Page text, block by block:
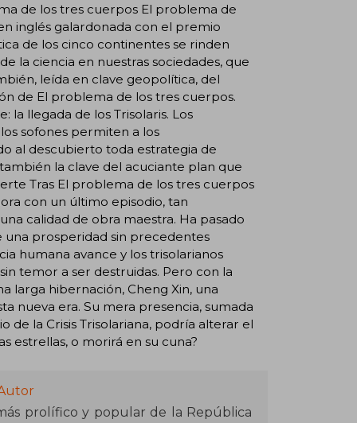
de los tres cuerpos El problema de
inglés galardonada con el premio
de los cinco continentes se rinden
la ciencia en nuestras sociedades, que
leída en clave geopolítica, del
de El problema de los tres cuerpos.
la llegada de los Trisolaris. Los
sofones permiten a los
al descubierto toda estrategia de
la clave del acuciante plan que
Tras El problema de los tres cuerpos
con un último episodio, tan
calidad de obra maestra. Ha pasado
una prosperidad sin precedentes
humana avance y los trisolarianos
temor a ser destruidas. Pero con la
larga hibernación, Cheng Xin, una
nueva era. Su mera presencia, sumada
la Crisis Trisolariana, podría alterar el
estrellas, o morirá en su cuna?
prolífico y popular de la República